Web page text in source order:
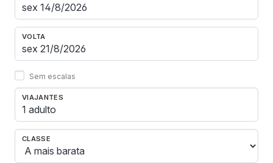
VOLTA
Sem escalas
VIAJANTES
1 adulto
CLASSE